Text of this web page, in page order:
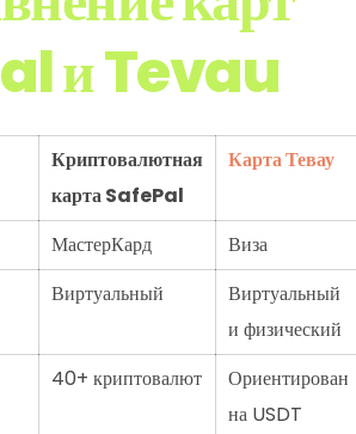
и Tevau
Криптовалютная
карта SafePal
Карта Тевау
МастерКард
Виза
Виртуальный
Виртуальный
и физический
40+ криптовалют
Ориентирован
на USDT